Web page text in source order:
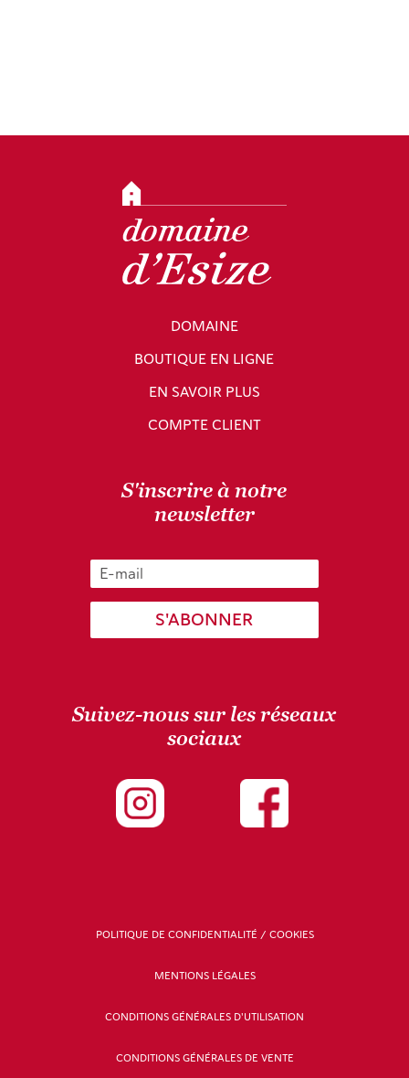
DOMAINE
BOUTIQUE EN LIGNE
EN SAVOIR PLUS
COMPTE CLIENT
S'inscrire à notre
newsletter
S'ABONNER
Suivez-nous sur les réseaux
sociaux
POLITIQUE DE CONFIDENTIALITÉ / COOKIES
MENTIONS LÉGALES
CONDITIONS GÉNÉRALES D'UTILISATION
CONDITIONS GÉNÉRALES DE VENTE